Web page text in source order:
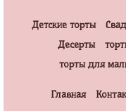
Детские торты
Десерты
торты для
Главная